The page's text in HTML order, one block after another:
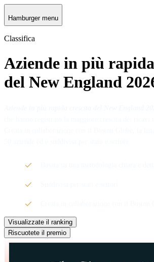
Hamburger menu
Classifica
Aziende in più
del New England
Visualizzate il ranking
Riscuotete il premio